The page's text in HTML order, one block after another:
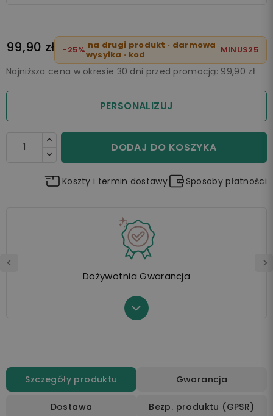
99,90 zł -25% na drugi produkt · darmowa
wysyłka · kod
MINUS25
Najniższa cena w okresie 30 dni przed promocją: 99,90 zł
PERSONALIZUJ
DODAJ DO KOSZYKA
Koszty i termin dostawy Sposoby płatności
Dożywotnia Gwarancja
Szczegóły produktu Gwarancja
Dostawa Bezp. produktu (GPSR)